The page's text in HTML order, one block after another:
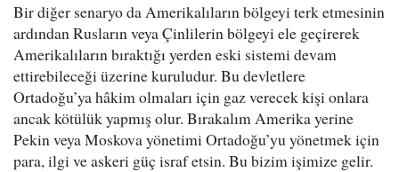
Bir diğer senaryo da Amerikalıların bölgeyi terk etmesinin
ardından Rusların veya Çinlilerin bölgeyi ele geçirerek
Amerikalıların bıraktığı yerden eski sistemi devam
ettirebileceği üzerine kuruludur. Bu devletlere
Ortadoğu’ya hâkim olmaları için gaz verecek kişi onlara
ancak kötülük yapmış olur. Bırakalım Amerika yerine
Pekin veya Moskova yönetimi Ortadoğu’yu yönetmek için
para, ilgi ve askeri güç israf etsin. Bu bizim işimize gelir.